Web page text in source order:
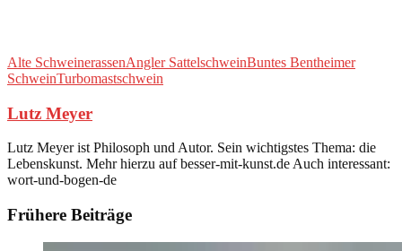
Alte SchweinerassenAngler SattelschweinBuntes Bentheimer
SchweinTurbomastschwein
Lutz Meyer
Lutz Meyer ist Philosoph und Autor. Sein wichtigstes Thema: die
Lebenskunst. Mehr hierzu auf besser-mit-kunst.de Auch interessant:
wort-und-bogen-de
Frühere Beiträge